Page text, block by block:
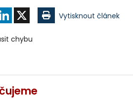
LinkedIn Vytisknout článek
chybu